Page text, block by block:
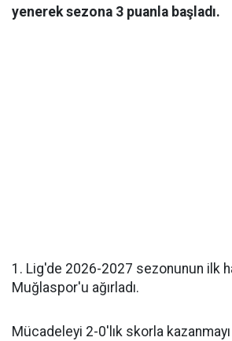
yenerek sezona 3 puanla başladı.
1. Lig'de 2026-2027 sezonunun ilk
Muğlaspor'u ağırladı.
Mücadeleyi 2-0'lık skorla